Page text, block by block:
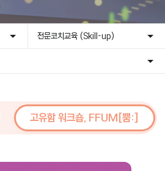
전문코치교육 (Skill-up)
고유함 워크숍, FFUM[뿜:]